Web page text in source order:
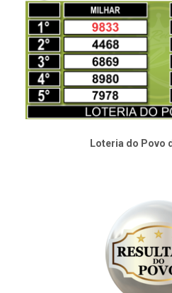
Loteria do Povo